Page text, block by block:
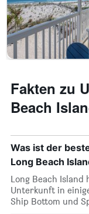
Fakten zu
Beach
Was ist der
Long Beach
Long Beach Island
Unterkunft in
Ship Bottom und